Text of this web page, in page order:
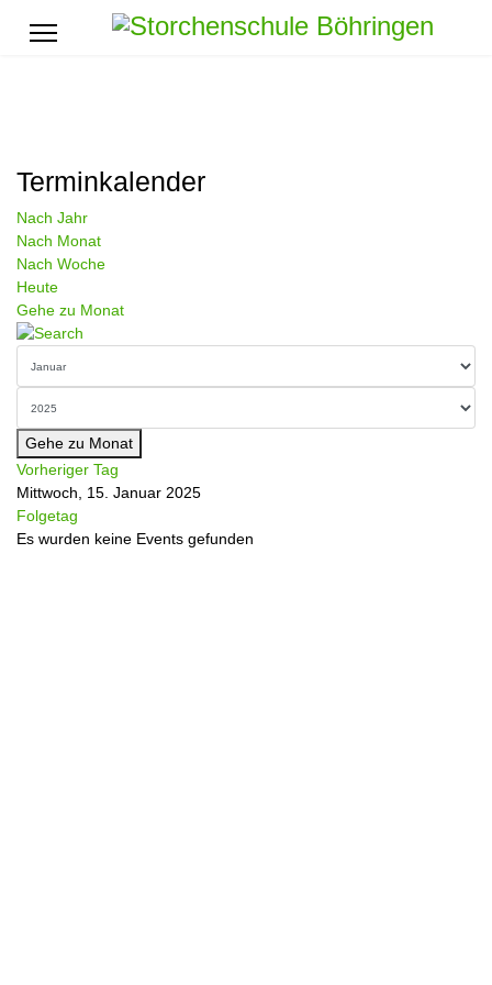
Terminkalender
Nach Jahr
Nach Monat
Nach Woche
Heute
Gehe zu Monat
Gehe zu Monat
Vorheriger Tag
Mittwoch, 15. Januar 2025
Folgetag
Es wurden keine Events gefunden